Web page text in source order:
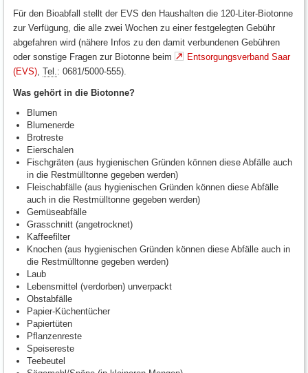
Für den Bioabfall stellt der EVS den Haushalten die 120-Liter-Biotonne
zur Verfügung, die alle zwei Wochen zu einer festgelegten Gebühr
abgefahren wird (nähere Infos zu den damit verbundenen Gebühren
oder sonstige Fragen zur Biotonne beim
Entsorgungsverband Saar
(EVS) Tel. : 0681/5000-555).
Was gehört in die Biotonne?
Blumen
Blumenerde
Brotreste
Eierschalen
Fischgräten (aus hygienischen Gründen können diese Abfälle auch
in die Restmülltonne gegeben werden)
Fleischabfälle (aus hygienischen Gründen können diese Abfälle
auch in die Restmülltonne gegeben werden)
Gemüseabfälle
Grasschnitt (angetrocknet)
Kaffeefilter
Knochen (aus hygienischen Gründen können diese Abfälle auch in
die Restmülltonne gegeben werden)
Laub
Lebensmittel (verdorben) unverpackt
Obstabfälle
Papier-Küchentücher
Papiertüten
Pflanzenreste
Speisereste
Teebeutel